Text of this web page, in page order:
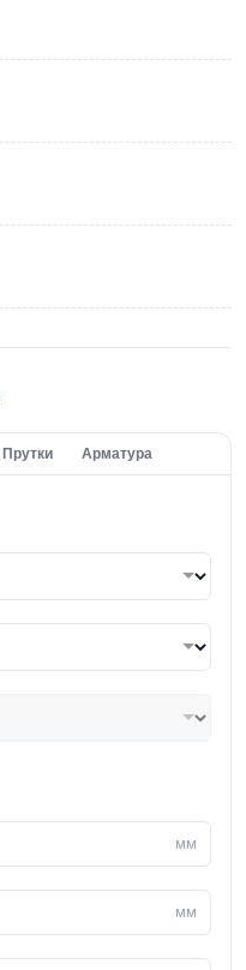
Прутки Арматура
мм
мм